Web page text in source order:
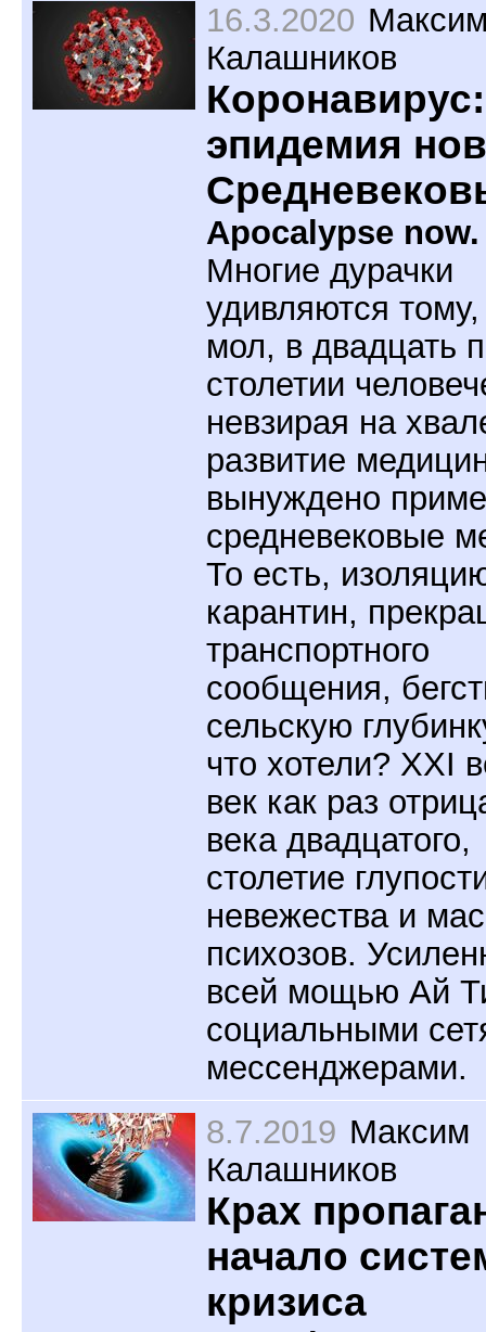
16.3.2020
Калашников
Коронавирус:
эпидемия
Apocalypse now.
Многие дурачки
удивляются тому,
мол, в двадцать
столетии
невзирая на
развитие
вынуждено
средневековые
То есть,
карантин,
транспортного
сообщения,
сельскую
что хотели? XXI
век как раз
века двадцатого,
столетие
невежества и
психозов.
всей мощью Ай
социальными
мессенджерами.
8.7.2019 Максим
Калашников
Крах
начало
кризиса